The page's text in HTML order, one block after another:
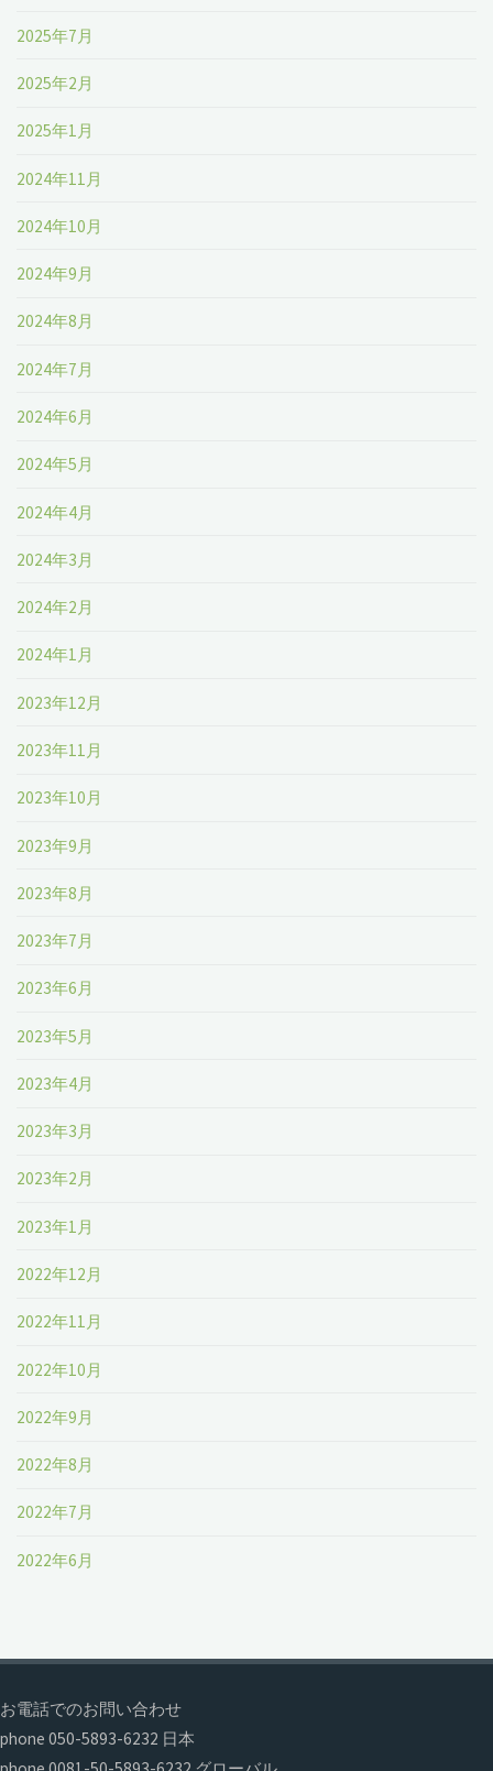
2025年7月
2025年2月
2025年1月
2024年11月
2024年10月
2024年9月
2024年8月
2024年7月
2024年6月
2024年5月
2024年4月
2024年3月
2024年2月
2024年1月
2023年12月
2023年11月
2023年10月
2023年9月
2023年8月
2023年7月
2023年6月
2023年5月
2023年4月
2023年3月
2023年2月
2023年1月
2022年12月
2022年11月
2022年10月
2022年9月
2022年8月
2022年7月
2022年6月
お電話でのお問い合わせ
phone 050-5893-6232 日本